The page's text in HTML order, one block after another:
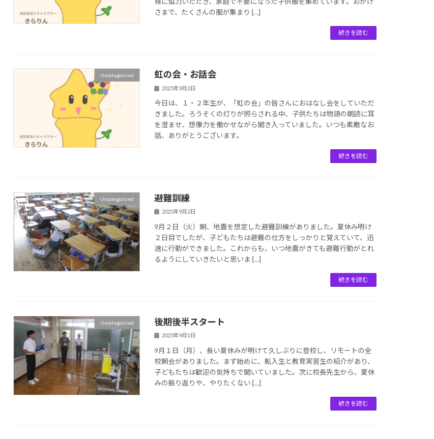
さまで、たくさんの服が集まり […]
続きを読む
Uncategorized 虹の会・お話会
2025年9月2日
今日は、１・２年生が、「虹の会」の皆さんにおはなし会をしていただ
きました。ろうそくの灯りが照らされる中、子供たちは物語の朗読に耳
を澄ませ、想像力を働かせながら聞き入っていました。いつも素敵なお
話、ありがとうございます。
続きを読む
Uncategorized 避難訓練
2025年9月2日
9月２日（火）朝、地震を想定した避難訓練がありました。夏休み明け
２日目でしたが、子どもたちは避難の仕方をしっかりと覚えていて、迅
速に行動ができました。これからも、いつ地震がきても避難行動がとれ
るようにしていきたいと思いま […]
続きを読む
Uncategorized 後期後半スタート
2025年9月1日
9月１日（月）、長い夏休みが明けて久しぶりに登校し、リモートの全
校朝会がありました。まず始めに、転入生と教育実習生の紹介があり、
子どもたちは歓迎の気持ちで聞いていました。次に校長先生から、夏休
みの振り返りや、やりたくない […]
続きを読む